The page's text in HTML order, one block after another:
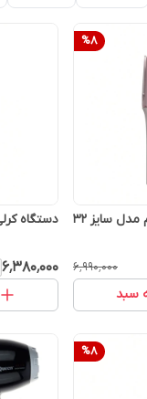
%8
فر کننده موی شیگلم مدل سایز ۳۲
۶٬۹۹۰٬۰۰۰
سبد
دستگاه کرلی
۶٬۳۸۰٬۰۰۰
%8